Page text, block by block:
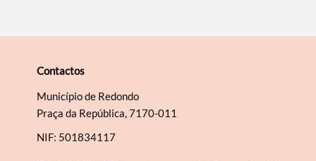
Contactos
Município de Redondo
Praça da República, 7170-011
NIF: 501834117